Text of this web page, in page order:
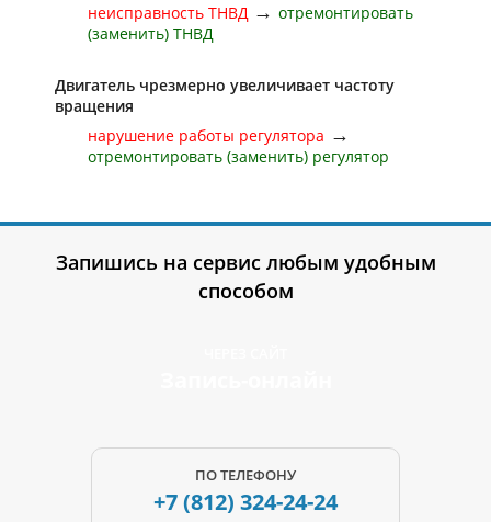
неисправность ТНВД → отремонтировать
(заменить) ТНВД
Двигатель чрезмерно увеличивает частоту
вращения
нарушение работы регулятора →
отремонтировать (заменить) регулятор
Запишись на сервис любым удобным
способом
ПО ТЕЛЕФОНУ
+7 (812) 324-24-24